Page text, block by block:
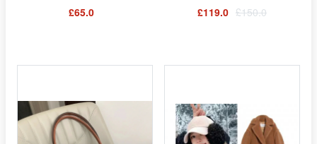
£65.0
£119.0 £150.0